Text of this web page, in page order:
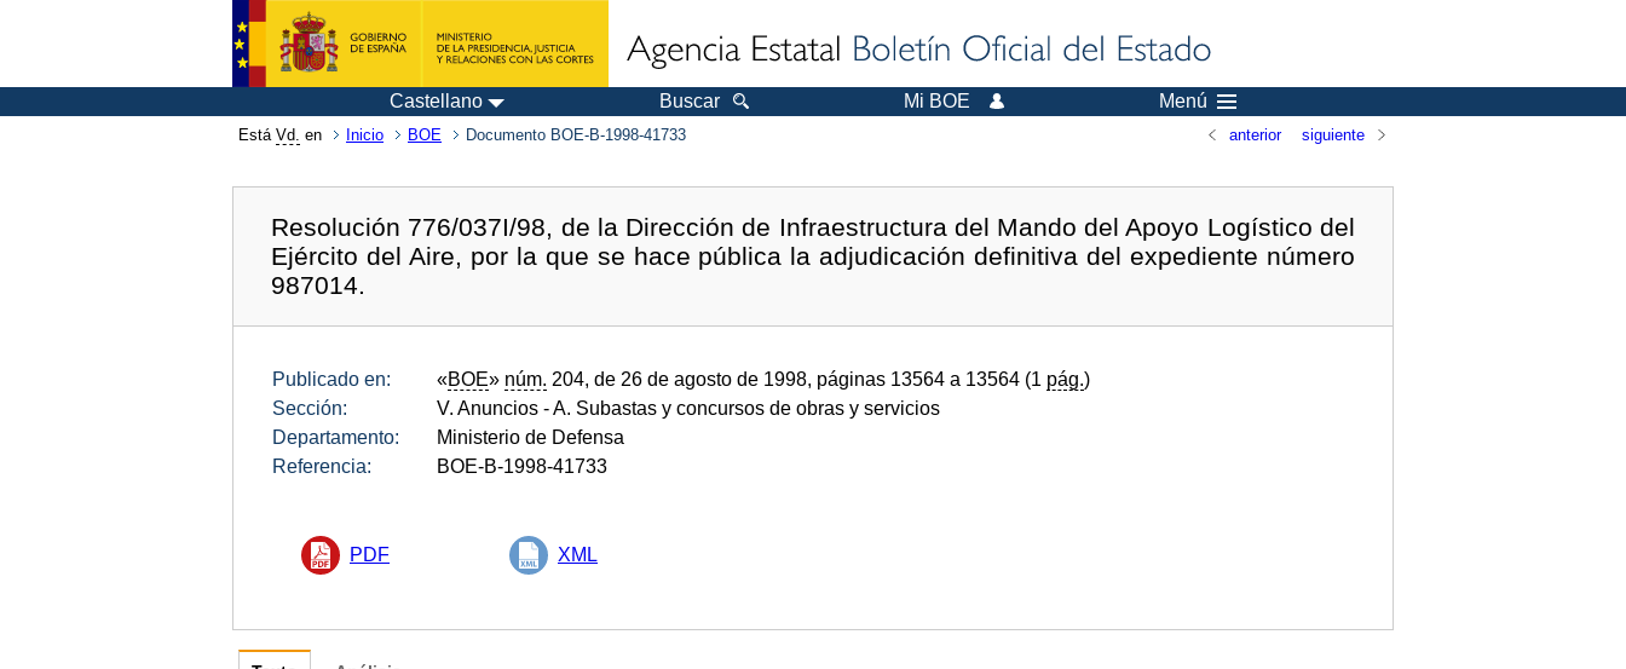
Castellano Buscar Mi BOE Menú
Está Vd. en Inicio BOE Documento BOE-B-1998-41733 anterior siguiente
Resolución 776/037I/98, de la Dirección de Infraestructura del Mando del Apoyo Logístico del
Ejército del Aire, por la que se hace pública la adjudicación definitiva del expediente número
987014.
Publicado en: «BOE» núm. 204, de 26 de agosto de 1998, páginas 13564 a 13564 (1 pág.)
Sección:
V. Anuncios - A. Subastas y concursos de obras y servicios
Departamento:
Ministerio de Defensa
Referencia:
BOE-B-1998-41733
PDF XML